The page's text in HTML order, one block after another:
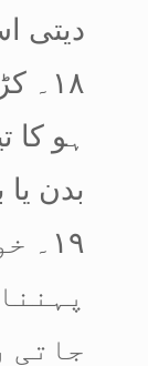
دیتی
۱۸۔
ہو کا
بدن یا
جاتی